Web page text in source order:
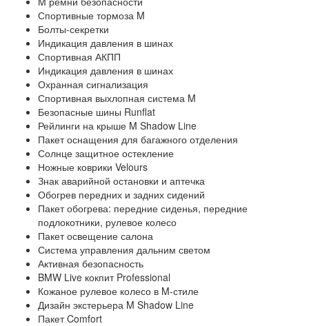
Спортивные тормоза M
Болты-секретки
Индикация давления в шинах
Спортивная АКПП
Индикация давления в шинах
Охранная сигнализация
Спортивная выхлопная система M
Безопасные шины Runflat
Рейлинги на крыше M Shadow Line
Пакет оснащения для багажного отделения
Солнце защитное остекление
Ножные коврики Velours
Знак аварийной остановки и аптечка
Обогрев передних и задних сидений
Пакет обогрева: передние сиденья, передние
подлокотники, рулевое колесо
Пакет освещение салона
Система управления дальним светом
Активная безопасность
BMW Live кокпит Professional
Кожаное рулевое колесо в M-стиле
Дизайн экстерьера M Shadow Line
Пакет Comfort